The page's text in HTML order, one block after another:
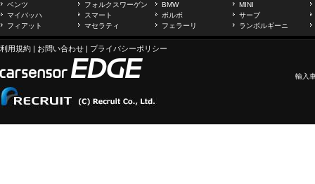
ベンツ フォルクスワーゲン BMW
MINI
マイバッハ
スマート ボルボ
サーブ
フィアット
マセラティ フェラーリ ランボルギーニ
利用規約 | お問い合わせ | プライバシーポリシー
輸入